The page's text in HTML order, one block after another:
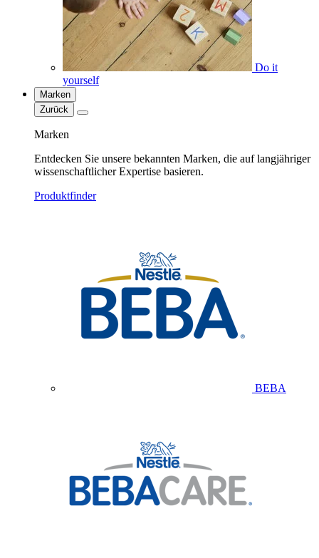
Do it
yourself
Marken
Zurück
Marken
Entdecken Sie unsere bekannten Marken, die auf langjähriger
wissenschaftlicher Expertise basieren.
Produktfinder
BEBA